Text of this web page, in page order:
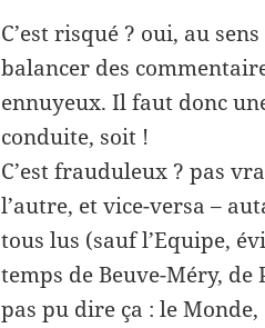
C’est risqué ? oui, au
balancer des
ennuyeux. Il faut donc
conduite, soit !
C’est frauduleux ? pas
l’autre, et vice-versa –
tous lus (sauf l’Equipe,
temps de Beuve-Méry,
pas pu dire ça : le